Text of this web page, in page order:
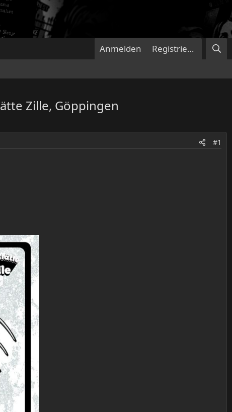
Anmelden Registrieren
Zille, Göppingen
#1